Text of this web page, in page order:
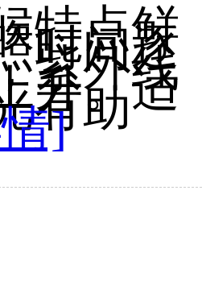
特点鲜
时间逐
紫外线
升。适
有助
]